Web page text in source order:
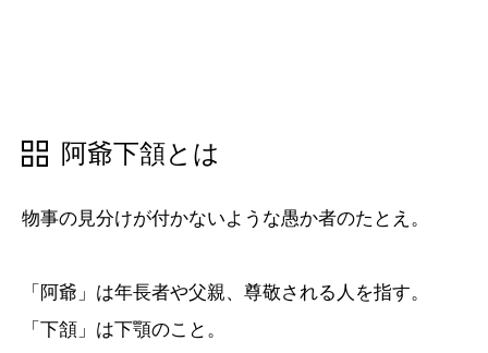
漢字検索
阿爺下頷とは
物事の見分けが付かないような愚か者のたとえ。
「阿爺」は年長者や父親、尊敬される人を指す。
「下頷」は下顎のこと。
漢字検索